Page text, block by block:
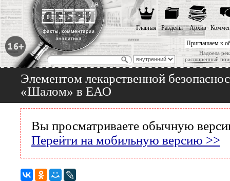
Приглашаем к
Надоела
расширенный
Главная Разделы Архив
Элементом лекарственной
«Шалом» в ЕАО
Вы просматриваете обычную
Перейти на мобильную версию >>